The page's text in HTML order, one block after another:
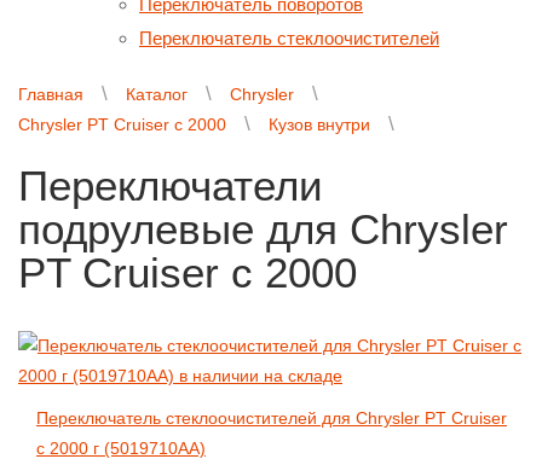
Переключатель стеклоочистителей
Главная Каталог
Chrysler
Chrysler PT Cruiser с 2000
Кузов внутри
Переключатели
подрулевые для Chrysler
PT Cruiser с 2000
Переключатель стеклоочистителей для Chrysler PT Cruiser
с 2000 г (5019710AA)